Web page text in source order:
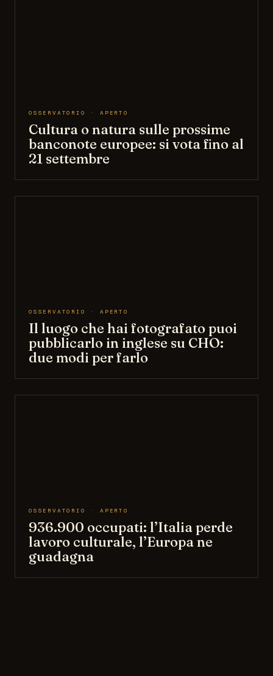
OSSERVATORIO · APERTO
Cultura o natura sulle prossime
banconote europee: si vota fino al
21 settembre
OSSERVATORIO · APERTO
Il luogo che hai fotografato puoi
pubblicarlo in inglese su CHO:
due modi per farlo
OSSERVATORIO · APERTO
936.900 occupati: l’Italia perde
lavoro culturale, l’Europa ne
guadagna